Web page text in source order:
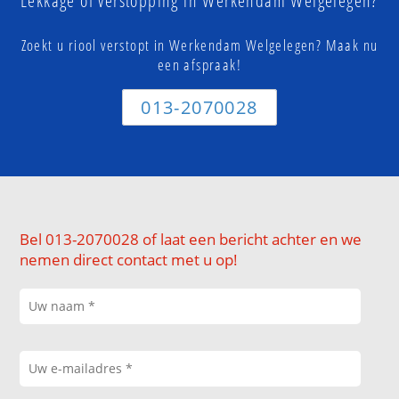
Zoekt u riool verstopt in Werkendam Welgelegen? Maak nu
een afspraak!
013-2070028
Bel 013-2070028 of laat een bericht achter en we
nemen direct contact met u op!